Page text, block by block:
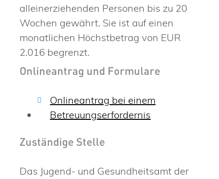
alleinerziehenden Personen bis zu 20
Wochen gewährt. Sie ist auf einen
monatlichen Höchstbetrag von EUR
2.016 begrenzt.
Onlineantrag und Formulare
Onlineantrag bei einem
Betreuungserfordernis
Zuständige Stelle
Das Jugend- und Gesundheitsamt der